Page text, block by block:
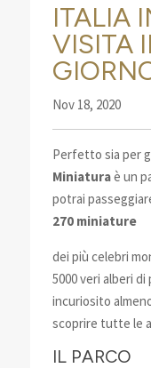
ITALIA
VISITA
Nov 18, 2020
Perfetto sia per
Miniaturaè un
potrai
270 miniature
dei più celebri
5000 veri alberi
incuriosito
scoprire tutte le
IL PARCO